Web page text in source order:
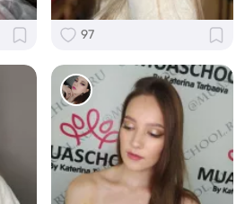
97